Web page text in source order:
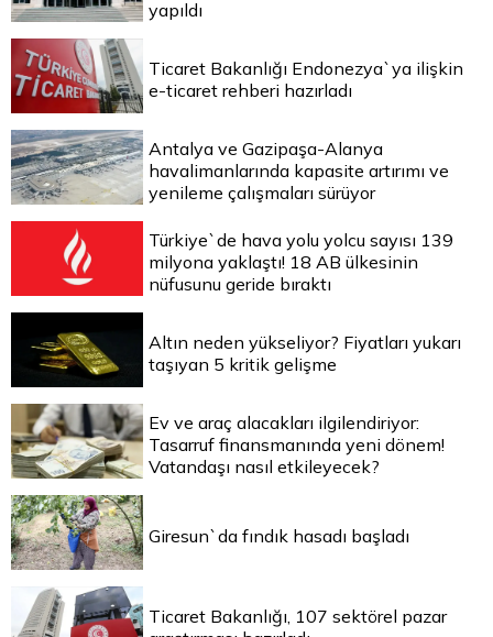
yapıldı
Ticaret Bakanlığı Endonezya`ya ilişkin
e-ticaret rehberi hazırladı
Antalya ve Gazipaşa-Alanya
havalimanlarında kapasite artırımı ve
yenileme çalışmaları sürüyor
Türkiye`de hava yolu yolcu sayısı 139
milyona yaklaştı! 18 AB ülkesinin
nüfusunu geride bıraktı
Altın neden yükseliyor? Fiyatları yukarı
taşıyan 5 kritik gelişme
Ev ve araç alacakları ilgilendiriyor:
Tasarruf finansmanında yeni dönem!
Vatandaşı nasıl etkileyecek?
Giresun`da fındık hasadı başladı
Ticaret Bakanlığı, 107 sektörel pazar